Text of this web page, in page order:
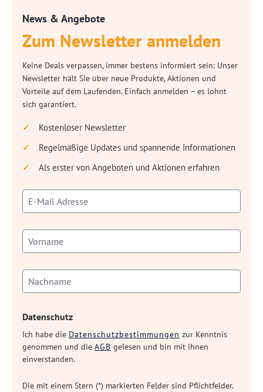
News & Angebote
Zum Newsletter anmelden
Keine Deals verpassen, immer bestens informiert sein: Unser
Newsletter hält Sie über neue Produkte, Aktionen und
Vorteile auf dem Laufenden. Einfach anmelden – es lohnt
sich garantiert.
Kostenloser Newsletter
Regelmäßige Updates und spannende Informationen
Als erster von Angeboten und Aktionen erfahren
Datenschutz
Ich habe die Datenschutzbestimmungen zur Kenntnis
genommen und die AGB gelesen und bin mit ihnen
einverstanden.
Die mit einem Stern (*) markierten Felder sind Pflichtfelder.